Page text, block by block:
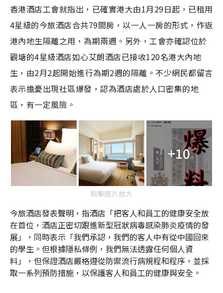
香港酒店工會就指出，已確實港大由1月29日起，已租用
4星級的今旅酒店合共79間房，以一人一房的形式，作返
港內地生隔離之用，為期兩週。另外，工會亦確認位於
觀塘的4星級酒店如心艾朗酒店已接收120名港大內地
生，由2月2起開始進行為期2週的隔離。不少網民都留言
表示擔憂出現社區爆發，認為酒店處於人口密集的地
區，有一定風險。
+10
點擊圖片放大
今旅酒店發表聲明，指酒店「把客人和員工的健康安全放
在首位，酒店正密切跟進新型冠狀病毒感染肺炎疫情的發
展」，同時表示「我們承認，我們的客人中有從中國回來
的學生。但根據隱私條例，我們無法透露任何個人資
料」，但保證酒店嚴格遵從防禦流行病規程和程序，並採
取一系列預防措施，以保護客人和員工的健康與安全。